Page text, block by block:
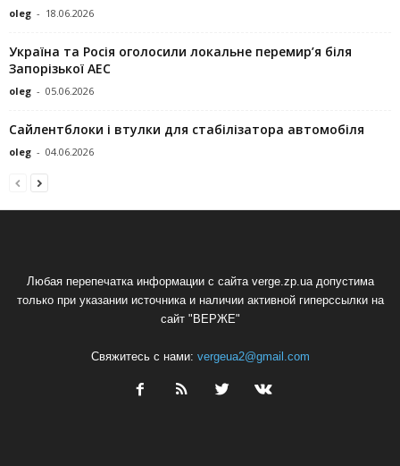
oleg - 18.06.2026
Україна та Росія оголосили локальне перемир’я біля
Запорізької АЕС
oleg - 05.06.2026
Сайлентблоки і втулки для стабілізатора автомобіля
oleg - 04.06.2026
Любая перепечатка информации с сайта verge.zp.ua допустима
только при указании источника и наличии активной гиперссылки на
сайт "ВЕРЖЕ"
Свяжитесь с нами: vergeua2@gmail.com